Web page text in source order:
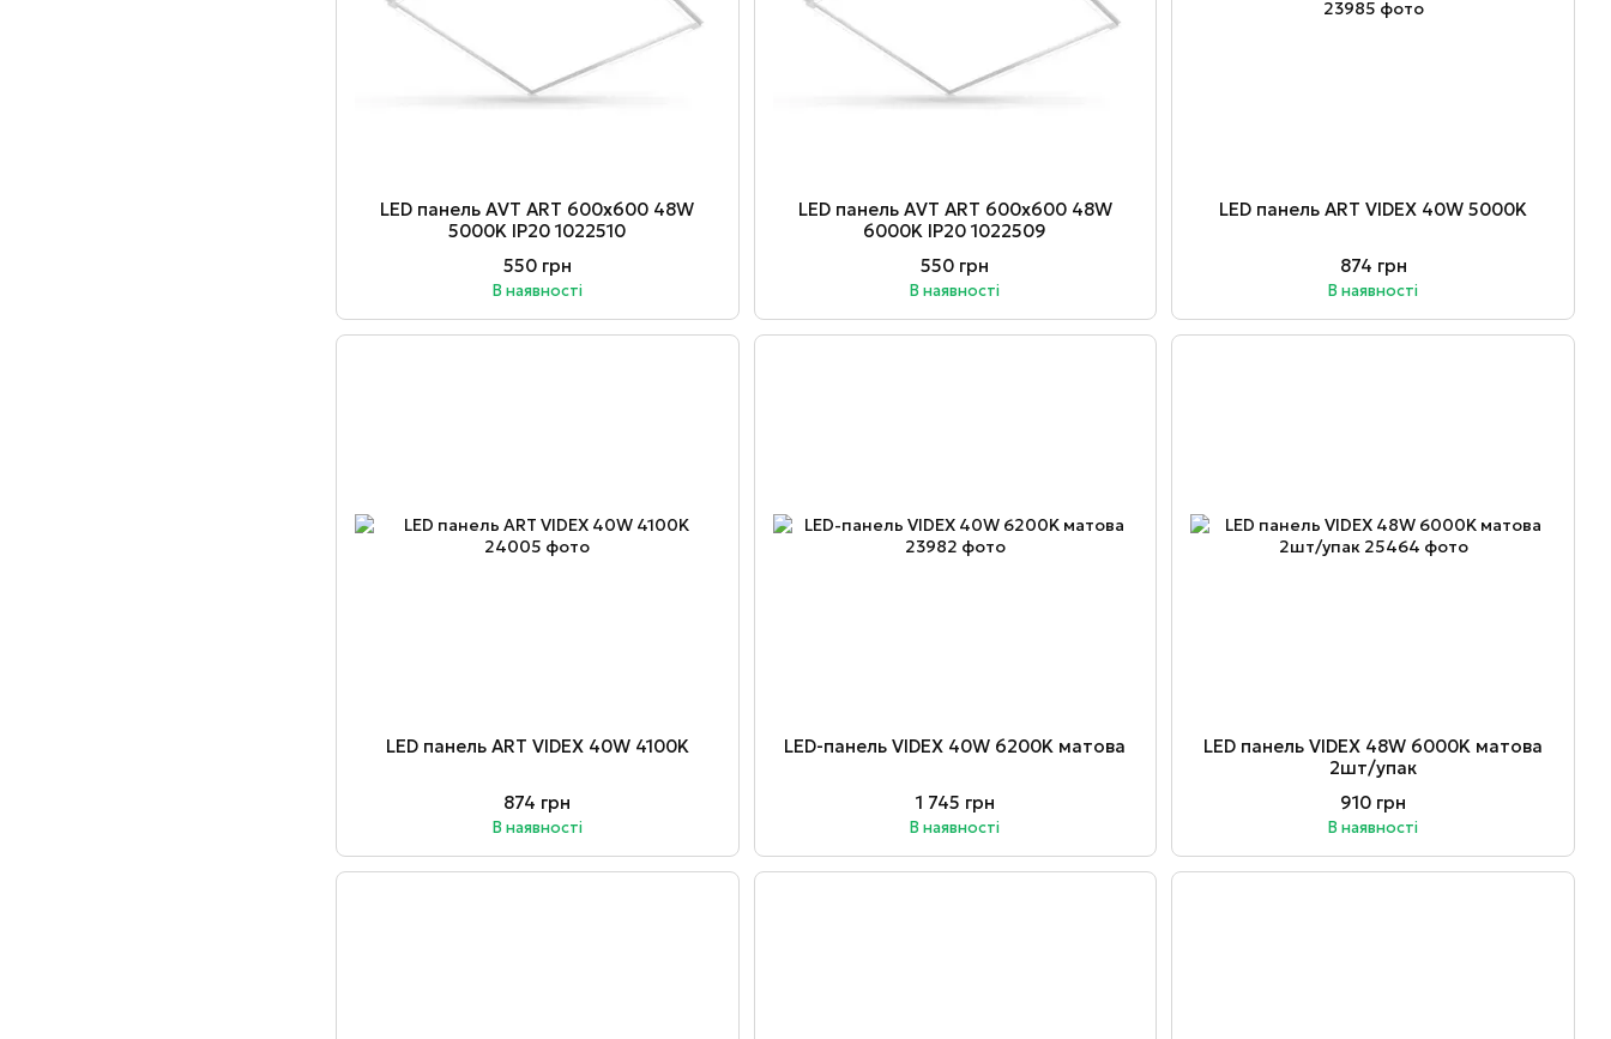
LED панель AVT ART 600х600 48W
5000K IP20 1022510
550 грн
В наявності
LED панель AVT ART 600х600 48W
6000K IP20 1022509
550 грн
В наявності
LED панель ART VIDEX 40W 5000K
874 грн
В наявності
LED панель ART VIDEX 40W 4100K
874 грн
В наявності
LED-панель VIDEX 40W 6200K матова
1 745 грн
В наявності
LED панель VIDEX 48W 6000K матова
2шт/упак
910 грн
В наявності